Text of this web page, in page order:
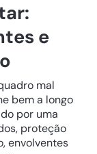
e
mal
bem a longo
por uma
proteção
envolventes